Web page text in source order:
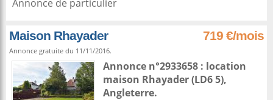
Annonce de particulier
Maison Rhayader 719 €/mois
Annonce gratuite du 11/11/2016.
Annonce n°2933658 : location
maison Rhayader(LD6 5),
Angleterre.